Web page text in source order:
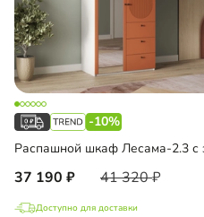
-10%
37 190 41 320
Доступно для доставки